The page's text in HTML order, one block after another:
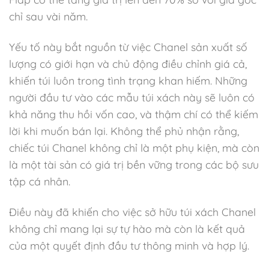
chỉ sau vài năm.
Yếu tố này bắt nguồn từ việc Chanel sản xuất số
lượng có giới hạn và chủ động điều chỉnh giá cả,
khiến túi luôn trong tình trạng khan hiếm. Những
người đầu tư vào các mẫu túi xách này sẽ luôn có
khả năng thu hồi vốn cao, và thậm chí có thể kiếm
lời khi muốn bán lại. Không thể phủ nhận rằng,
chiếc túi Chanel không chỉ là một phụ kiện, mà còn
là một tài sản có giá trị bền vững trong các bộ sưu
tập cá nhân.
Điều này đã khiến cho việc sở hữu túi xách Chanel
không chỉ mang lại sự tự hào mà còn là kết quả
của một quyết định đầu tư thông minh và hợp lý.